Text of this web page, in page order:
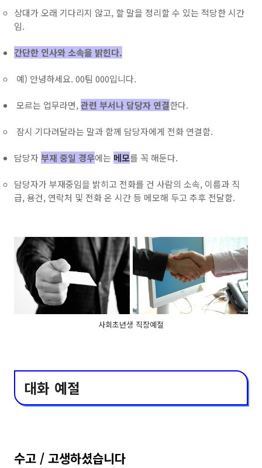
상대가 오래 기다리지 않고, 할 말을 정리할 수 있는 적당한 시간
임.
간단한 인사와 소속을 밝힌다.
예) 안녕하세요. 00팀 000입니다.
모르는 업무라면, 관련 부서나 담당자 연결한다.
잠시 기다려달라는 말과 함께 담당자에게 전화 연결함.
담당자부재 중일 경우에는 메모를 꼭 해둔다.
담당자가 부재중임을 밝히고 전화를 건 사람의 소속, 이름과 직
급, 용건, 연락처 및 전화 온 시간 등 메모해 두고 추후 전달함.
사회초년생 직장예절
대화 예절
수고 / 고생하셨습니다